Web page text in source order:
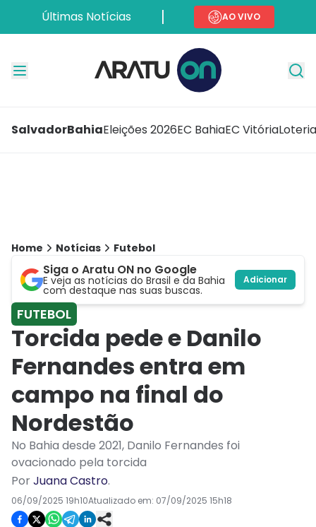
Últimas Notícias AO VIVO
SalvadorBahiaEleições 2026EC BahiaEC Vitória
Home Notícias Futebol
Siga o Aratu ON no Google
E veja as notícias do Brasil e da Bahia
com destaque nas suas buscas.
Adicionar
FUTEBOL
Torcida pede e Danilo
Fernandes entra em
campo na final do
Nordestão
No Bahia desde 2021, Danilo Fernandes foi
ovacionado pela torcida
PorJuana Castro.
06/09/2025 19h10Atualizado em: 07/09/2025 15h18